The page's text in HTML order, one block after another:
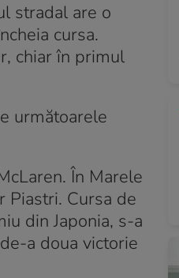
stradal are o
cursa.
chiar în primul
următoarele
În Marele
Piastri. Cursa de
din Japonia, s-a
a doua victorie